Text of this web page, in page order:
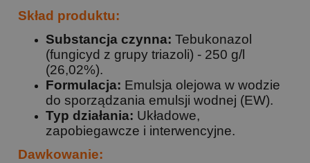
Skład produktu:
Substancja czynna: Tebukonazol
(fungicyd z grupy triazoli) - 250 g/l
(26,02%).
Formulacja: Emulsja olejowa w wodzie
do sporządzania emulsji wodnej (EW).
Typ działania: Układowe,
zapobiegawcze i interwencyjne.
Dawkowanie: